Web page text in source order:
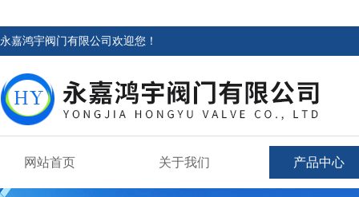
永嘉鸿宇阀门有限公司欢迎您！
网站首页 关于我们 产品中心